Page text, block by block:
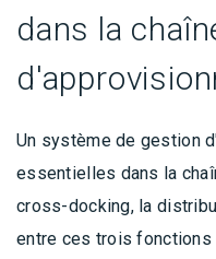
dans la
Un système de gestion
essentielles dans la
cross-docking, la
entre ces trois